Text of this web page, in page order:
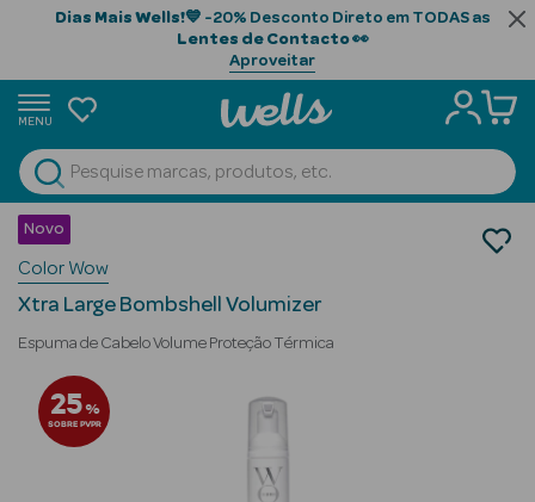
Dias Mais Wells!💙 -20% Desconto Direto em TODAS as
Lentes de Contacto👀
Aproveitar
MENU
Ver Tudo
Beauty Season
Beauty Season
Cabelo
Profissional
Beauty Season
Cosmética
Cabelo
Gama Profissional
Styling
Novo
Color Wow
Xtra Large Bombshell Volumizer
Espuma de Cabelo Volume Proteção Térmica
25%
SOBRE PVPR